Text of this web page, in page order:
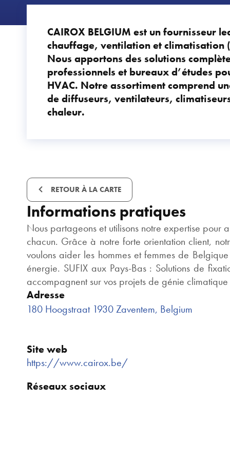
CAIROX BELGIUM est un fournisseur
chauffage, ventilation et climatisation
Nous apportons des solutions
professionnels et bureaux d’études
HVAC. Notre assortiment comprend
de diffuseurs, ventilateurs,
chaleur.
RETOUR À LA CARTE
Informations pratiques
Nous partageons et utilisons notre expertise pour
chacun. Grâce à notre forte orientation client,
voulons aider les hommes et femmes de
énergie. SUFIX aux Pays-Bas : Solutions de
accompagnent sur vos projets de génie
Adresse
180 Hoogstraat 1930 Zaventem, Belgium
Site web
https://www.cairox.be/
Réseaux sociaux